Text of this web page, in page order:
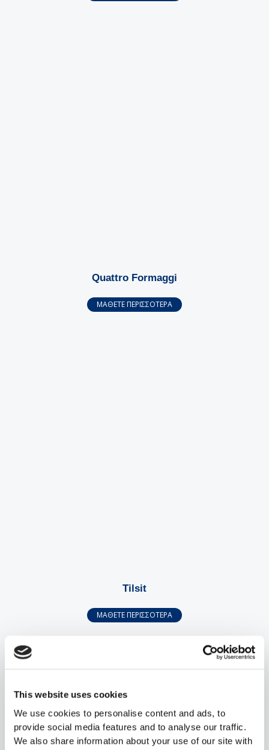
This website uses cookies
We use cookies to personalise content and ads, to
provide social media features and to analyse our traffic.
We also share information about your use of our site with
Quattro Formaggi
ΜΑΘΕΤΕ ΠΕΡΙΣΣΟΤΕΡΑ
Tilsit
ΜΑΘΕΤΕ ΠΕΡΙΣΣΟΤΕΡΑ